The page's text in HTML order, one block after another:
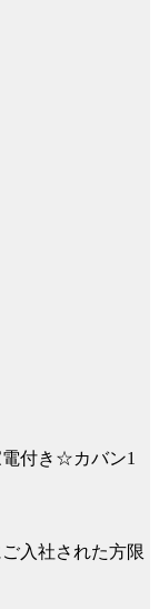
付き☆カバン1
入社された方限